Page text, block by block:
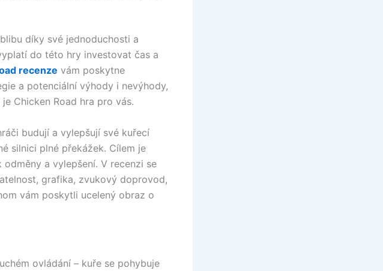
díky své jednoduchosti a
do této hry investovat čas a
recenze vám poskytne
a potenciální výhody i nevýhody,
Chicken Road hra pro vás.
budují a vylepšují své kuřecí
silnici plné překážek. Cílem je
a vylepšení. V recenzi se
grafika, zvukový doprovod,
vám poskytli ucelený obraz o
ovládání – kuře se pohybuje